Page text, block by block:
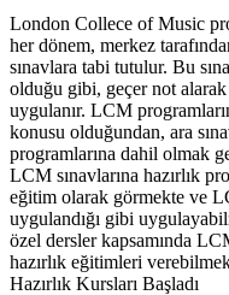
London Collece of Music
her dönem, merkez
sınavlara tabi tutulur. Bu
olduğu gibi, geçer not
uygulanır. LCM
konusu olduğundan, ara
programlarına dahil olmak
LCM sınavlarına hazırlık
eğitim olarak görmekte ve
uygulandığı gibi
özel dersler kapsamında
hazırlık eğitimleri
Hazırlık Kursları Başladı